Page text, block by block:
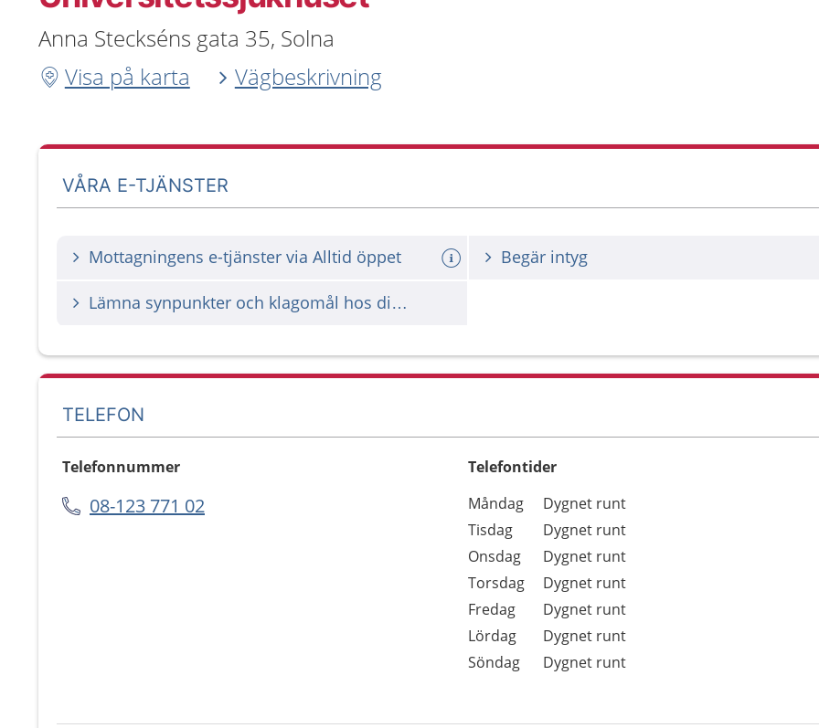
Anna Steckséns gata 35, Solna
Visa på karta
Vägbeskrivning
VÅRA E-TJÄNSTER
Mottagningens e-tjänster via Alltid öppet Begär intyg
Lämna synpunkter och klagomål hos din vårdgivare
TELEFON
Telefonnummer
08-123 771 02
Telefontider
Dag
Öppettider
Kommentarer
Måndag
Dygnet runt
Tisdag
Dygnet runt
Onsdag
Dygnet runt
Torsdag
Dygnet runt
Fredag
Dygnet runt
Lördag
Dygnet runt
Söndag
Dygnet runt